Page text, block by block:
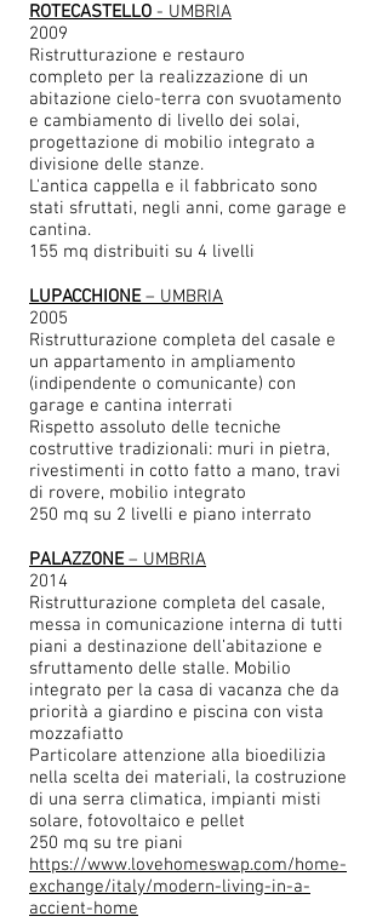
ROTECASTELLO - UMBRIA
2009
Ristrutturazione e restauro
completo per la realizzazione di un
abitazione cielo-terra con svuotamento
e cambiamento di livello dei solai,
progettazione di mobilio integrato a
divisione delle stanze.
L'antica cappella e il fabbricato sono
stati sfruttati, negli anni, come garage e
cantina.
155 mq distribuiti su 4 livelli
LUPACCHIONE– UMBRIA
2005
Ristrutturazione completa del casale e
un appartamento in ampliamento
(indipendente o comunicante) con
garage e cantina interrati
Rispetto assoluto delle tecniche
costruttive tradizionali: muri in pietra,
rivestimenti in cotto fatto a mano, travi
di rovere, mobilio integrato
250 mq su 2 livelli e piano interrato
PALAZZONE– UMBRIA
2014
Ristrutturazione completa del casale,
messa in comunicazione interna di tutti
piani a destinazione dell’abitazione e
sfruttamento delle stalle. Mobilio
integrato per la casa di vacanza che da
priorità a giardino e piscina con vista
mozzafiatto
Particolare attenzione alla bioedilizia
nella scelta dei materiali, la costruzione
di una serra climatica, impianti misti
solare, fotovoltaico e pellet
250 mq su tre piani
https://www.lovehomeswap.com/home-
exchange/italy/modern-living-in-a-
accient-home